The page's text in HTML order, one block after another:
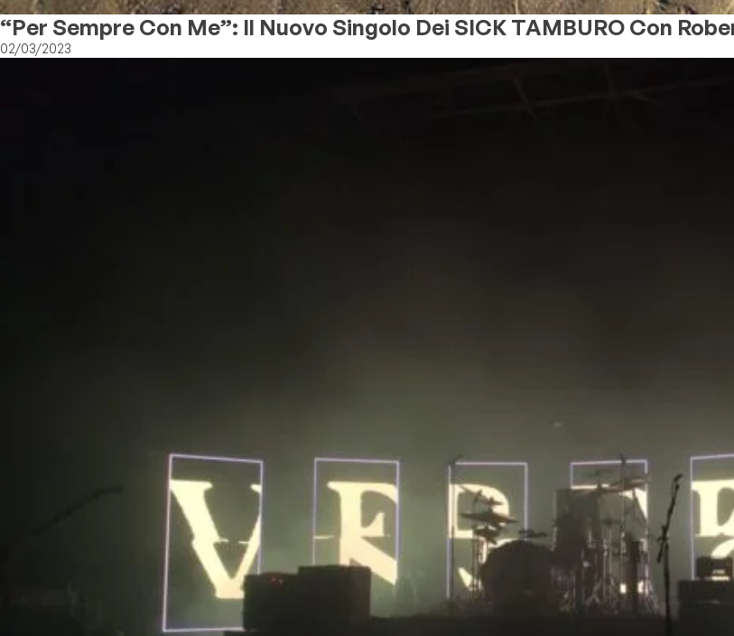
“Per Sempre Con Me”: Il Nuovo Singolo Dei SICK TAMBURO Con
02/03/2023